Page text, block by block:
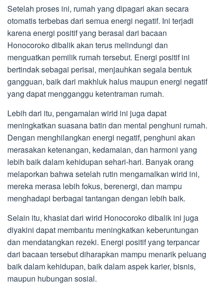
Setelah proses ini, rumah yang dipagari akan secara
otomatis terbebas dari semua energi negatif. Ini terjadi
karena energi positif yang berasal dari bacaan
Honocoroko dibalik akan terus melindungi dan
menguatkan pemilik rumah tersebut. Energi positif ini
bertindak sebagai perisai, menjauhkan segala bentuk
gangguan, baik dari makhluk halus maupun energi negatif
yang dapat mengganggu ketentraman rumah.
Lebih dari itu, pengamalan wirid ini juga dapat
meningkatkan suasana batin dan mental penghuni rumah.
Dengan menghilangkan energi negatif, penghuni akan
merasakan ketenangan, kedamaian, dan harmoni yang
lebih baik dalam kehidupan sehari-hari. Banyak orang
melaporkan bahwa setelah rutin mengamalkan wirid ini,
mereka merasa lebih fokus, berenergi, dan mampu
menghadapi berbagai tantangan dengan lebih baik.
Selain itu, khasiat dari wirid Honocoroko dibalik ini juga
diyakini dapat membantu meningkatkan keberuntungan
dan mendatangkan rezeki. Energi positif yang terpancar
dari bacaan tersebut diharapkan mampu menarik peluang
baik dalam kehidupan, baik dalam aspek karier, bisnis,
maupun hubungan sosial.